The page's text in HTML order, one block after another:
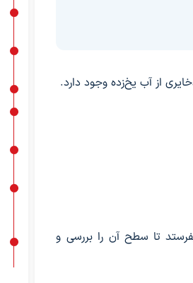
از آب یخ‌زده وجود دارد.
تا سطح آن را بررسی و